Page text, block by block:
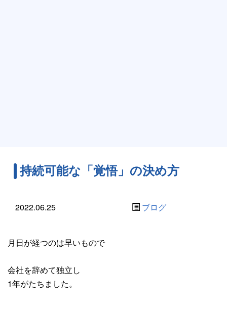
持続可能な「覚悟」の決め方
2022.06.25 ブログ
月日が経つのは早いもので
会社を辞めて独立し
1年がたちました。